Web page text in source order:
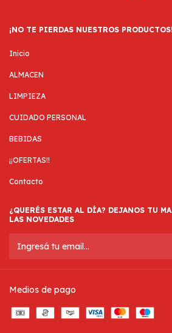
¡NO TE PIERDAS NUESTROS
Inicio
ALMACEN
LIMPIEZA
CUIDADO PERSONAL
BEBIDAS
¡¡OFERTAS!!
Contacto
¿QUERÉS ESTAR AL DÍA? DEJANOS TU
LAS NOVEDADES
Medios de pago